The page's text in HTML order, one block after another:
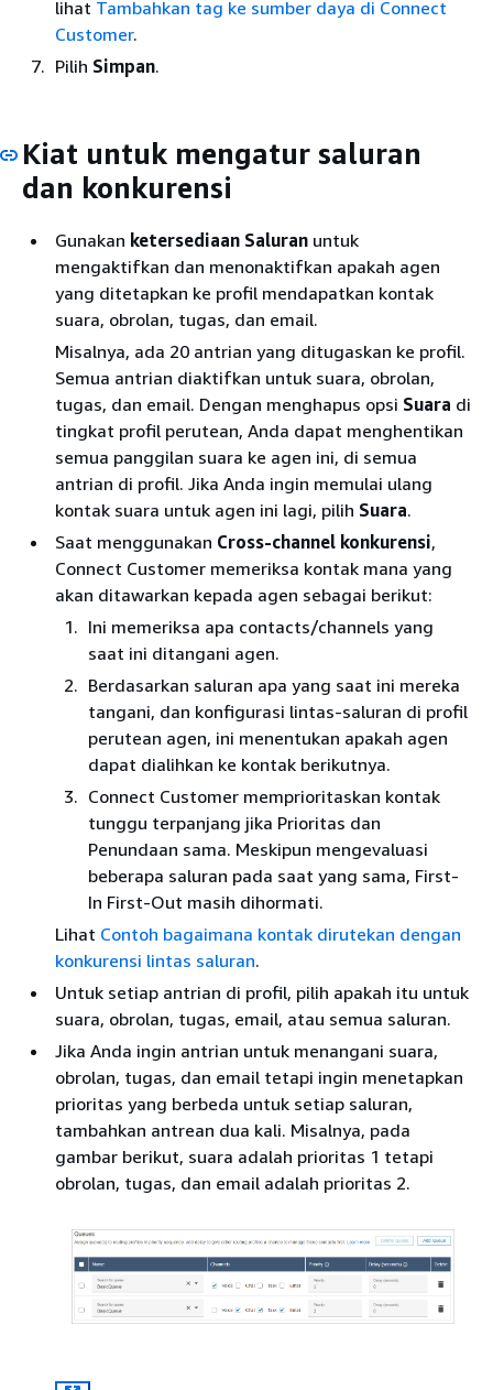
lihat Tambahkan tag ke sumber daya di Connect
Customer.
Pilih Simpan.
Kiat untuk mengatur saluran
dan konkurensi
Gunakan ketersediaan Saluran untuk
mengaktifkan dan menonaktifkan apakah agen
yang ditetapkan ke profil mendapatkan kontak
suara, obrolan, tugas, dan email.
Misalnya, ada 20 antrian yang ditugaskan ke profil.
Semua antrian diaktifkan untuk suara, obrolan,
tugas, dan email. Dengan menghapus opsi Suara di
tingkat profil perutean, Anda dapat menghentikan
semua panggilan suara ke agen ini, di semua
antrian di profil. Jika Anda ingin memulai ulang
kontak suara untuk agen ini lagi, pilih Suara.
Saat menggunakan Cross-channel konkurensi,
Connect Customer memeriksa kontak mana yang
akan ditawarkan kepada agen sebagai berikut:
Ini memeriksa apa contacts/channels yang
saat ini ditangani agen.
Berdasarkan saluran apa yang saat ini mereka
tangani, dan konfigurasi lintas-saluran di profil
perutean agen, ini menentukan apakah agen
dapat dialihkan ke kontak berikutnya.
Connect Customer memprioritaskan kontak
tunggu terpanjang jika Prioritas dan
Penundaan sama. Meskipun mengevaluasi
beberapa saluran pada saat yang sama, First-
In First-Out masih dihormati.
Lihat Contoh bagaimana kontak dirutekan dengan
konkurensi lintas saluran.
Untuk setiap antrian di profil, pilih apakah itu untuk
suara, obrolan, tugas, email, atau semua saluran.
Jika Anda ingin antrian untuk menangani suara,
obrolan, tugas, dan email tetapi ingin menetapkan
prioritas yang berbeda untuk setiap saluran,
tambahkan antrean dua kali. Misalnya, pada
gambar berikut, suara adalah prioritas 1 tetapi
obrolan, tugas, dan email adalah prioritas 2.